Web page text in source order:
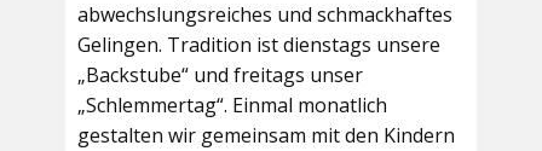
abwechslungsreiches und schmackhaftes
Gelingen. Tradition ist dienstags unsere
„Backstube“ und freitags unser
„Schlemmertag“. Einmal monatlich
gestalten wir gemeinsam mit den Kindern